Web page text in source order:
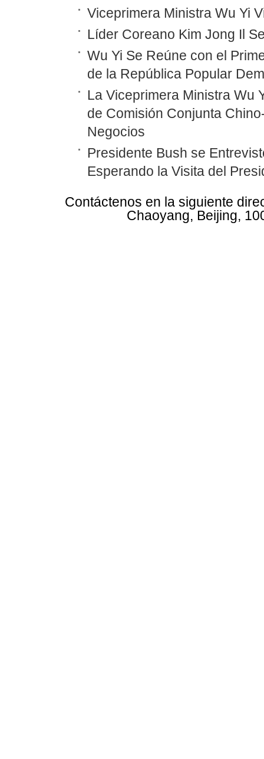
Viceprimera Ministra Wu Yi
Líder Coreano Kim Jong Il
Wu Yi Se Reúne con el
de la República Popular
La Viceprimera Ministra Wu
de Comisión Conjunta
Negocios
Presidente Bush se
Esperando la Visita del
Contáctenos en la siguiente
Chaoyang, Beijing,